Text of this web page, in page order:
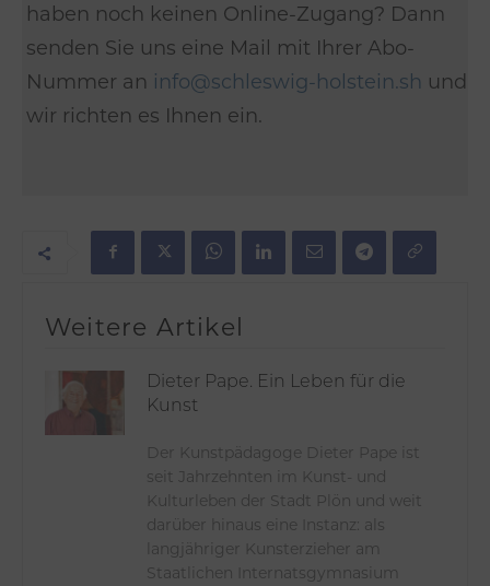
haben noch keinen Online-Zugang? Dann
senden Sie uns eine Mail mit Ihrer Abo-
Nummer an info@schleswig-holstein.sh und
wir richten es Ihnen ein.
Weitere Artikel
Dieter Pape. Ein Leben für die
Kunst
Der Kunstpädagoge Dieter Pape ist
seit Jahrzehnten im Kunst- und
Kulturleben der Stadt Plön und weit
darüber hinaus eine Instanz: als
langjähriger Kunsterzieher am
Staatlichen Internatsgymnasium